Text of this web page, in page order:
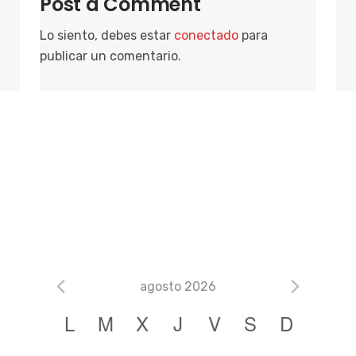
Lo siento, debes estar conectado para
publicar un comentario.
agosto 2026
CL M X J V S
D